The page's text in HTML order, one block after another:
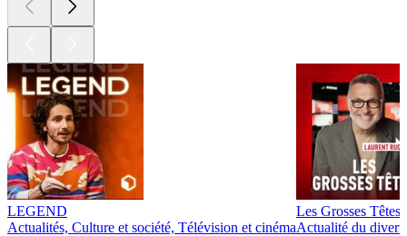
LEGEND
Actualités, Culture et société, Télévision et cinéma
Les Grosses Têtes
Actualité du